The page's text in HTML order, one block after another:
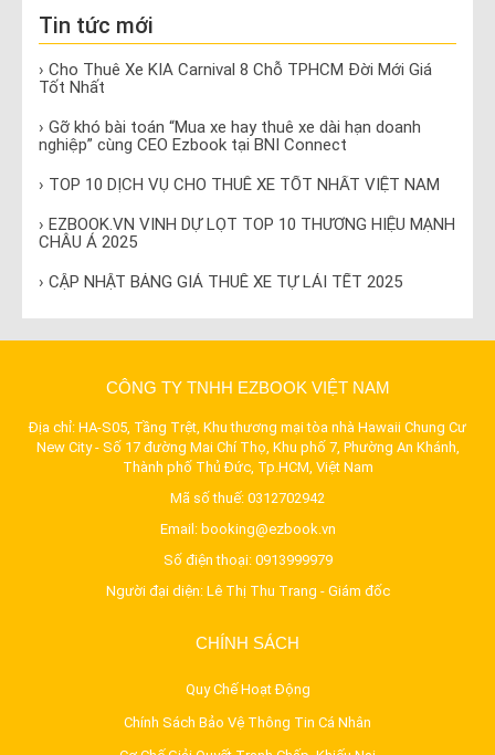
Tin tức mới
› Cho Thuê Xe KIA Carnival 8 Chỗ TPHCM Đời Mới Giá
Tốt Nhất
› Gỡ khó bài toán “Mua xe hay thuê xe dài hạn doanh
nghiệp” cùng CEO Ezbook tại BNI Connect
› TOP 10 DỊCH VỤ CHO THUÊ XE TỐT NHẤT VIỆT NAM
› EZBOOK.VN VINH DỰ LỌT TOP 10 THƯƠNG HIỆU MẠNH
CHÂU Á 2025
› CẬP NHẬT BẢNG GIÁ THUÊ XE TỰ LÁI TẾT 2025
CÔNG TY TNHH EZBOOK VIỆT NAM
Địa chỉ: HA-S05, Tầng Trệt, Khu thương mại tòa nhà Hawaii Chung Cư
New City - Số 17 đường Mai Chí Thọ, Khu phố 7, Phường An Khánh,
Thành phố Thủ Đức, Tp.HCM, Việt Nam
Mã số thuế: 0312702942
Email: booking@ezbook.vn
Số điện thoại: 0913999979
Người đại diện: Lê Thị Thu Trang - Giám đốc
CHÍNH SÁCH
Quy Chế Hoạt Động
Chính Sách Bảo Vệ Thông Tin Cá Nhân